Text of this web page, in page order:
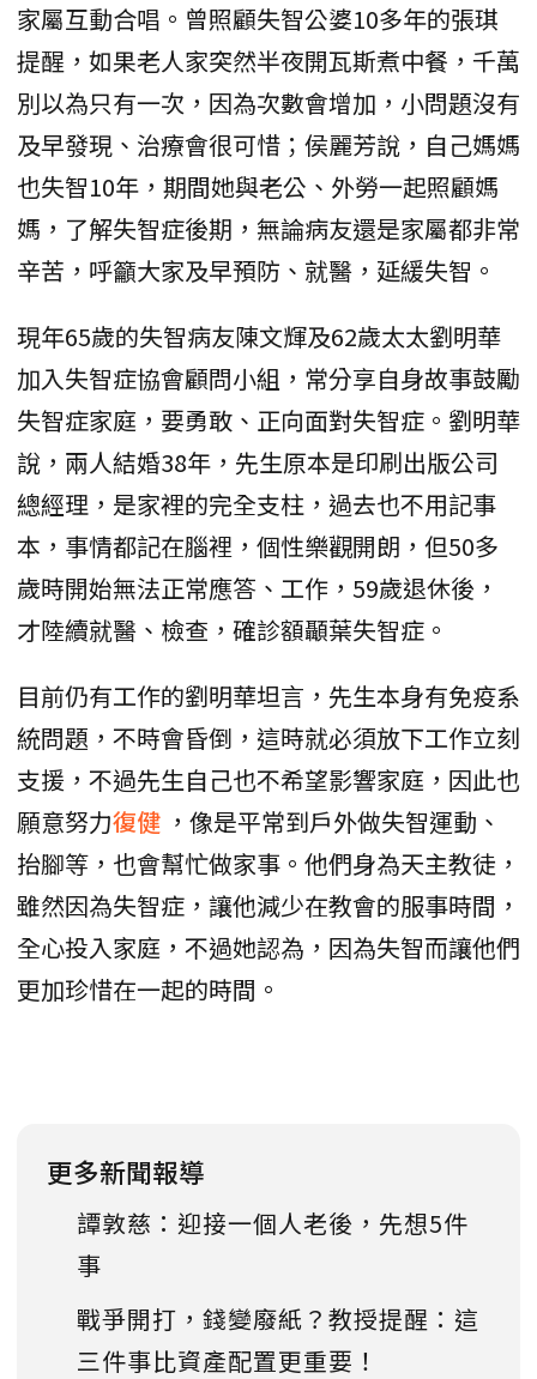
家屬互動合唱。曾照顧失智公婆10多年的張琪
提醒，如果老人家突然半夜開瓦斯煮中餐，千萬
別以為只有一次，因為次數會增加，小問題沒有
及早發現、治療會很可惜；侯麗芳說，自己媽媽
也失智10年，期間她與老公、外勞一起照顧媽
媽，了解失智症後期，無論病友還是家屬都非常
辛苦，呼籲大家及早預防、就醫，延緩失智。
現年65歲的失智病友陳文輝及62歲太太劉明華
加入失智症協會顧問小組，常分享自身故事鼓勵
失智症家庭，要勇敢、正向面對失智症。劉明華
說，兩人結婚38年，先生原本是印刷出版公司
總經理，是家裡的完全支柱，過去也不用記事
本，事情都記在腦裡，個性樂觀開朗，但50多
歲時開始無法正常應答、工作，59歲退休後，
才陸續就醫、檢查，確診額顳葉失智症。
目前仍有工作的劉明華坦言，先生本身有免疫系
統問題，不時會昏倒，這時就必須放下工作立刻
支援，不過先生自己也不希望影響家庭，因此也
願意努力復健 ，像是平常到戶外做失智運動、
抬腳等，也會幫忙做家事。他們身為天主教徒，
雖然因為失智症，讓他減少在教會的服事時間，
全心投入家庭，不過她認為，因為失智而讓他們
更加珍惜在一起的時間。
更多新聞報導
譚敦慈：迎接一個人老後，先想5件
事
戰爭開打，錢變廢紙？教授提醒：這
三件事比資產配置更重要！